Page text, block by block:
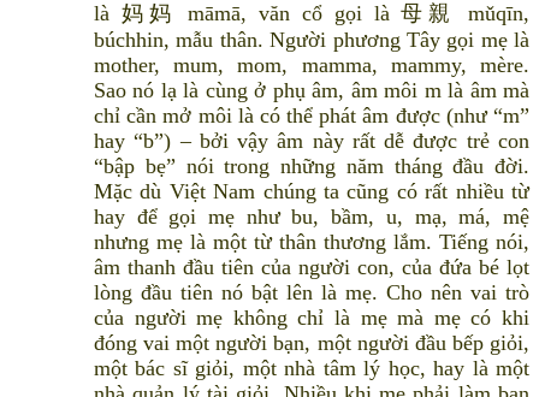
là 妈妈 māmā, văn cổ gọi là 母親 mǔqīn,
búchhin, mẫu thân. Người phương Tây gọi mẹ là
mother, mum, mom, mamma, mammy, mère.
Sao nó lạ là cùng ở phụ âm, âm môi m là âm mà
chỉ cần mở môi là có thể phát âm được (như “m”
hay “b”) – bởi vậy âm này rất dễ được trẻ con
“bập bẹ” nói trong những năm tháng đầu đời.
Mặc dù Việt Nam chúng ta cũng có rất nhiều từ
hay để gọi mẹ như bu, bầm, u, mạ, má, mệ
nhưng mẹ là một từ thân thương lắm. Tiếng nói,
âm thanh đầu tiên của người con, của đứa bé lọt
lòng đầu tiên nó bật lên là mẹ. Cho nên vai trò
của người mẹ không chỉ là mẹ mà mẹ có khi
đóng vai một người bạn, một người đầu bếp giỏi,
một bác sĩ giỏi, một nhà tâm lý học, hay là một